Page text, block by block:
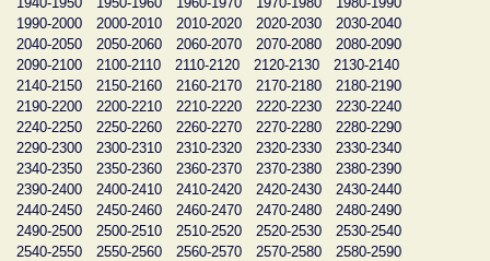
1990-2000
2000-2010 2010-2020 2020-2030
2030-2040
2040-2050
2050-2060 2060-2070 2070-2080
2080-2090
2090-2100
2100-2110 2110-2120 2120-2130
2130-2140
2140-2150
2150-2160 2160-2170 2170-2180
2180-2190
2190-2200
2200-2210 2210-2220 2220-2230
2230-2240
2240-2250
2250-2260 2260-2270 2270-2280
2280-2290
2290-2300
2300-2310 2310-2320 2320-2330
2330-2340
2340-2350
2350-2360 2360-2370 2370-2380
2380-2390
2390-2400
2400-2410 2410-2420 2420-2430
2430-2440
2440-2450
2450-2460 2460-2470 2470-2480
2480-2490
2490-2500
2500-2510 2510-2520 2520-2530
2530-2540
2540-2550
2550-2560 2560-2570 2570-2580
2580-2590